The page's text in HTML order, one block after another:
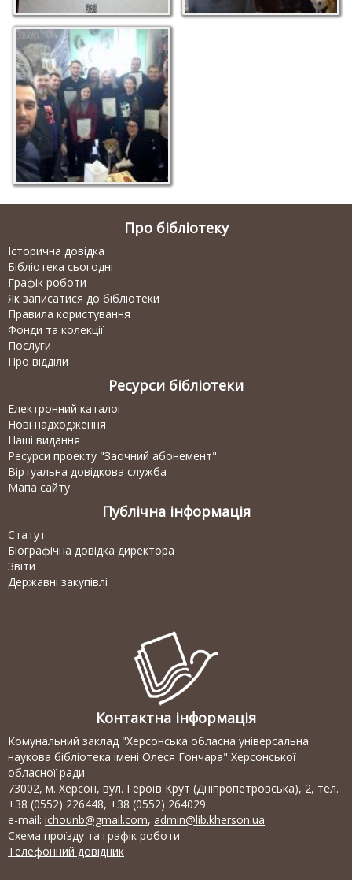
Про бібліотеку
Історична довідка
Бібліотека сьогодні
Графік роботи
Як записатися до бібліотеки
Правила користування
Фонди та колекції
Послуги
Про відділи
Ресурси бібліотеки
Електронний каталог
Нові надходження
Наші видання
Ресурси проекту "Заочний абонемент"
Віртуальна довідкова служба
Мапа сайту
Публічна інформація
Статут
Біографічна довідка директора
Звіти
Державні закупівлі
Контактна інформація
Комунальний заклад "Херсонська обласна універсальна
наукова бібліотека імені Олеся Гончара" Херсонської
обласної ради
73002, м. Херсон, вул. Героїв Крут (Дніпропетровська), 2, тел.
+38 (0552) 226448, +38 (0552) 264029
e-mail: ichounb@gmail.com, admin@lib.kherson.ua
Схема проїзду та графік роботи
Телефонний довідник